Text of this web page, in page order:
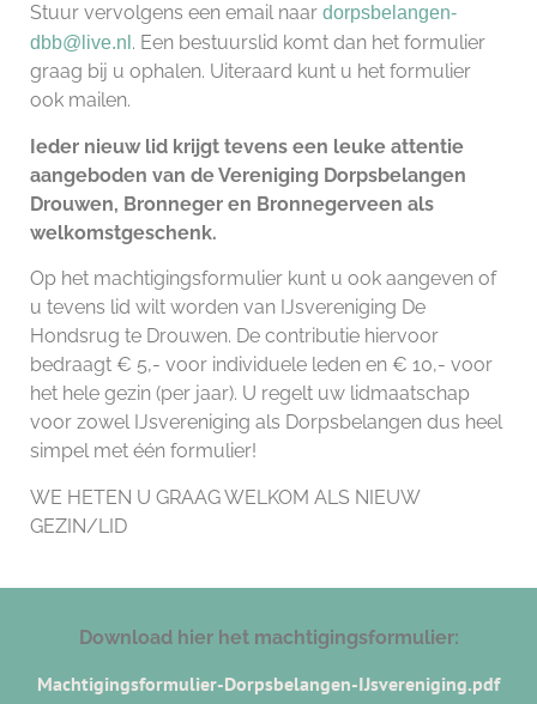
Stuur vervolgens een email naar dorpsbelangen-
dbb@live.nl . Een bestuurslid komt dan het formulier
graag bij u ophalen. Uiteraard kunt u het formulier
ook mailen.
Ieder nieuw lid krijgt tevens een leuke attentie
aangeboden van de Vereniging Dorpsbelangen
Drouwen, Bronneger en Bronnegerveen als
welkomstgeschenk.
Op het machtigingsformulier kunt u ook aangeven of
u tevens lid wilt worden van IJsvereniging De
Hondsrug te Drouwen. De contributie hiervoor
bedraagt € 5,- voor individuele leden en € 10,- voor
het hele gezin (per jaar). U regelt uw lidmaatschap
voor zowel IJsvereniging als Dorpsbelangen dus heel
simpel met één formulier!
WE HETEN U GRAAG WELKOM ALS NIEUW
GEZIN/LID
Download hier het machtigingsformulier:
Machtigingsformulier-Dorpsbelangen-IJsvereniging.pdf